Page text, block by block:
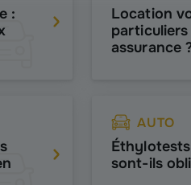
:
Location
particuliers
assurance
AUTO
sont-ils